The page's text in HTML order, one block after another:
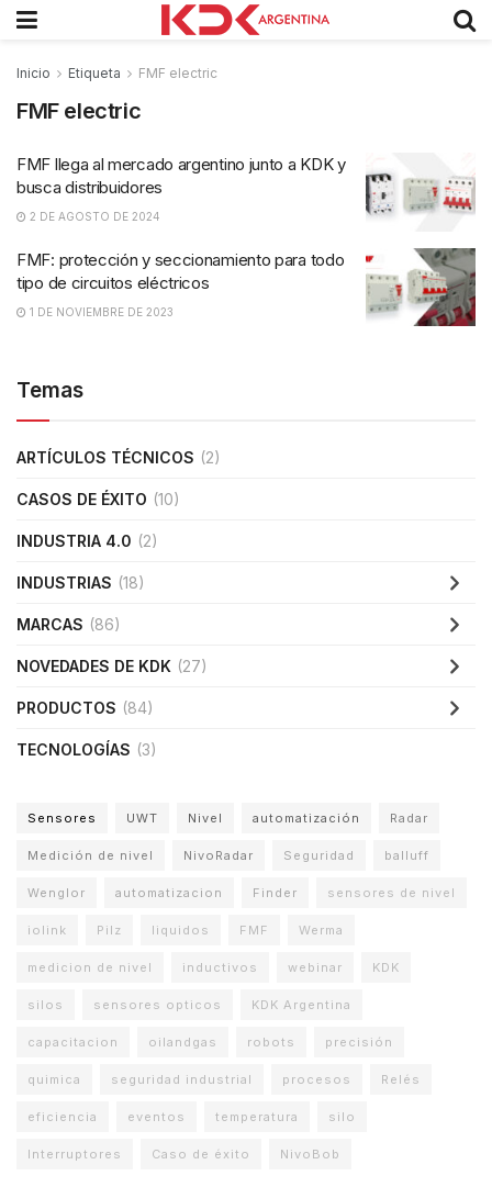
Inicio Etiqueta FMF electric
FMF electric
FMF llega al mercado argentino junto a KDK y
busca distribuidores
2 DE AGOSTO DE 2024
FMF: protección y seccionamiento para todo
tipo de circuitos eléctricos
1 DE NOVIEMBRE DE 2023
Temas
ARTÍCULOS TÉCNICOS (2)
CASOS DE ÉXITO (10)
INDUSTRIA 4.0 (2)
INDUSTRIAS (18)
MARCAS (86)
NOVEDADES DE KDK (27)
PRODUCTOS (84)
TECNOLOGÍAS (3)
Sensores UWT Nivel automatización Radar
Medición de nivel NivoRadar Seguridad balluff
Wenglor automatizacion Finder sensores de nivel
iolink Pilz liquidos FMF Werma
medicion de nivel inductivos webinar KDK
silos sensores opticos KDK Argentina
capacitacion oilandgas robots precisión
quimica seguridad industrial procesos Relés
eficiencia eventos temperatura silo
Interruptores Caso de éxito NivoBob